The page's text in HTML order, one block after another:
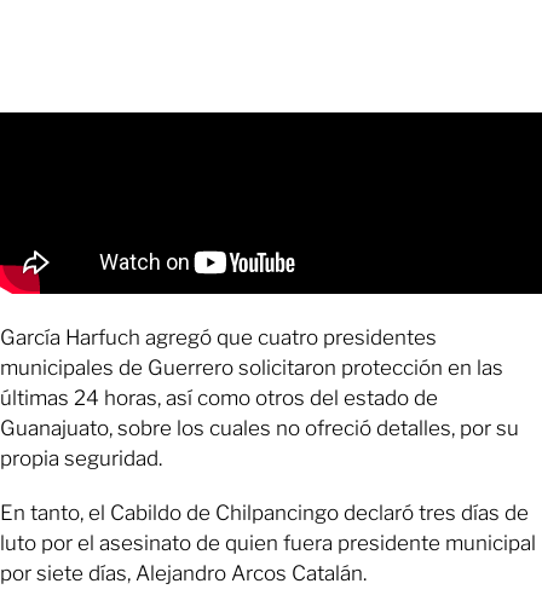
García Harfuch agregó que cuatro presidentes
municipales de Guerrero solicitaron protección en las
últimas 24 horas, así como otros del estado de
Guanajuato, sobre los cuales no ofreció detalles, por su
propia seguridad.
En tanto, el Cabildo de Chilpancingo declaró tres días de
luto por el asesinato de quien fuera presidente municipal
por siete días, Alejandro Arcos Catalán.